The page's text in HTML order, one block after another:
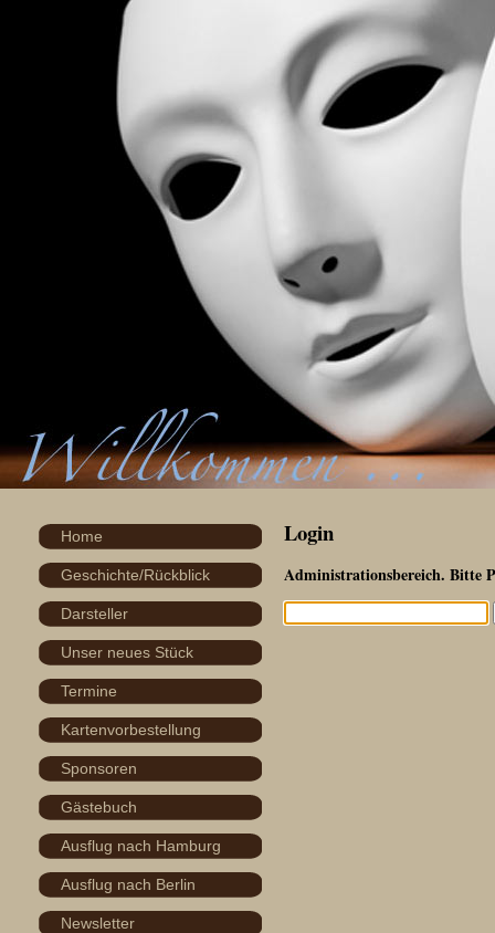
Home
Geschichte/Rückblick
Darsteller
Unser neues Stück
Termine
Kartenvorbestellung
Sponsoren
Gästebuch
Ausflug nach Hamburg
Ausflug nach Berlin
Newsletter
Login
Administrationsbereich. Bitte